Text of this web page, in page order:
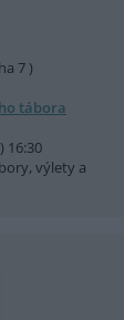
7 )
tábora
16:30
výlety a